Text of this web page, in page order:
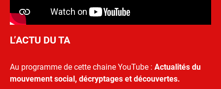
L’ACTU DU TA
Au programme de cette chaine YouTube : Actualités du
mouvement social, décryptages et découvertes.